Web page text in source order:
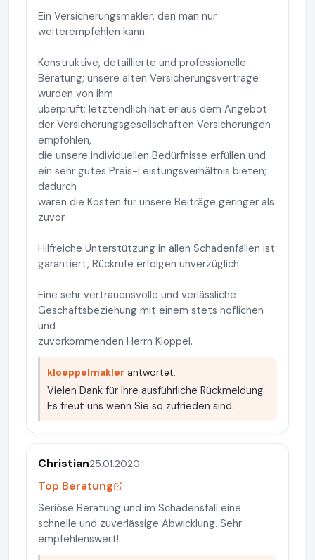
Ein Versicherungsmakler, den man nur
weiterempfehlen kann.
Konstruktive, detaillierte und professionelle
Beratung; unsere alten Versicherungsverträge
wurden von ihm
überprüft; letztendlich hat er aus dem Angebot
der Versicherungsgesellschaften Versicherungen
empfohlen,
die unsere individuellen Bedürfnisse erfüllen und
ein sehr gutes Preis-Leistungsverhältnis bieten;
dadurch
waren die Kosten für unsere Beiträge geringer als
zuvor.
Hilfreiche Unterstützung in allen Schadenfällen ist
garantiert, Rückrufe erfolgen unverzüglich.
Eine sehr vertrauensvolle und verlässliche
Geschäftsbeziehung mit einem stets höflichen
und
zuvorkommenden Herrn Klöppel.
kloeppelmakler antwortet:
Vielen Dank für Ihre ausführliche Rückmeldung.
Es freut uns wenn Sie so zufrieden sind.
Christian25.01.2020
Top Beratung
Seriöse Beratung und im Schadensfall eine
schnelle und zuverlässige Abwicklung. Sehr
empfehlenswert!